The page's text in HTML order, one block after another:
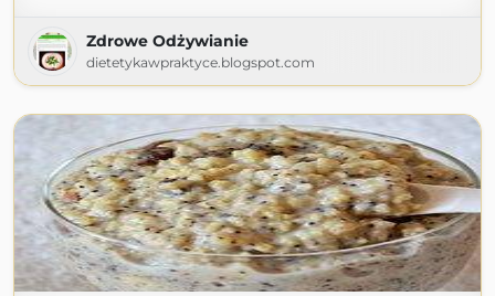
Zdrowe Odżywianie
dietetykawpraktyce.blogspot.com